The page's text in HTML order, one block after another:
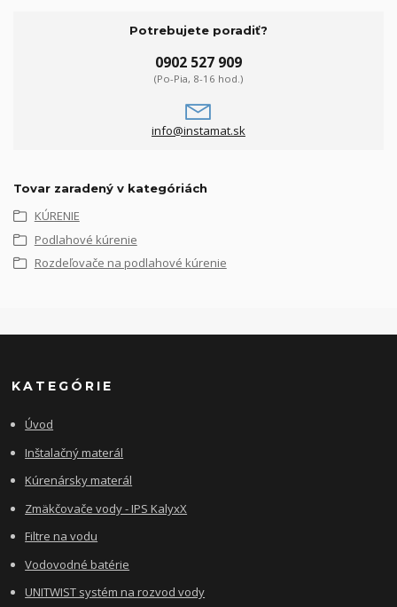
Potrebujete poradiť?
0902 527 909
(Po-Pia, 8-16 hod.)
info@instamat.sk
Tovar zaradený v kategóriách
KÚRENIE
Podlahové kúrenie
Rozdeľovače na podlahové kúrenie
KATEGÓRIE
Úvod
Inštalačný materál
Kúrenársky materál
Zmäkčovače vody - IPS KalyxX
Filtre na vodu
Vodovodné batérie
UNITWIST systém na rozvod vody